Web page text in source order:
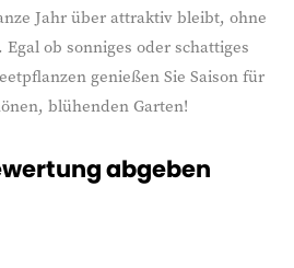
Jahr über attraktiv bleibt, ohne
ob sonniges oder schattiges
genießen Sie Saison für
blühenden Garten!
abgeben